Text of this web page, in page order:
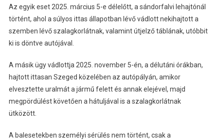
Az egyik eset 2025. március 5-e délelőtt, a sándorfalvi lehajtónál
történt, ahol a súlyos ittas állapotban lévő vádlott nekihajtott a
szemben lévő szalagkorlátnak, valamint útjelző táblának, utóbbit
ki is döntve autójával.
A másik ügy vádlottja 2025. november 5-én, a délutáni órákban,
hajtott ittasan Szeged közelében az autópályán, amikor
elvesztette uralmát a jármű felett és annak elejével, majd
megpördülést követően a hátuljával is a szalagkorlátnak
ütközött.
A balesetekben személyi sérülés nem történt, csak a